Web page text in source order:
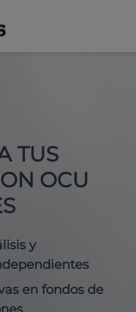
TUS
OCU
y
en fondos de